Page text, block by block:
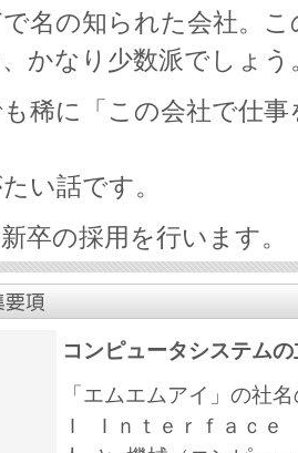
名の知られた会社。
かなり少数派でしょう
稀に「この会社で仕
い話です。
卒の採用を行います。
コンピュータシステム
「エムエムアイ」の
Ｉ Ｉｎｔｅｒｆａｃｅ